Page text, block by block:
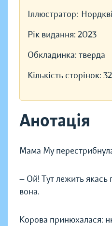
Іллюстратор:
Рік видання: 2023
Обкладинка: тверда
Кількість сторінок: 32
Анотація
Мама Му
— Ой! Тут лежить якась
вона.
Корова принюхалася: